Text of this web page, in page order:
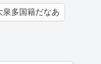
泉多国籍だなあ